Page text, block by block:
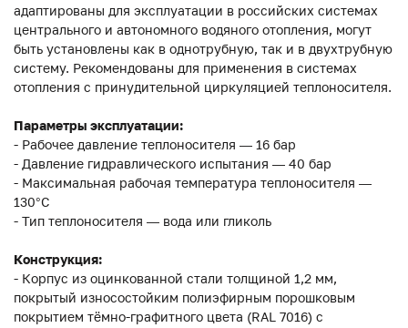
адаптированы для эксплуатации в российских системах
центрального и автономного водяного отопления, могут
быть установлены как в однотрубную, так и в двухтрубную
систему. Рекомендованы для применения в системах
отопления с принудительной циркуляцией теплоносителя.
Параметры эксплуатации:
- Рабочее давление теплоносителя — 16 бар
- Давление гидравлического испытания — 40 бар
- Максимальная рабочая температура теплоносителя —
130°С
- Тип теплоносителя — вода или гликоль
Конструкция:
- Корпус из оцинкованной стали толщиной 1,2 мм,
покрытый износостойким полиэфирным порошковым
покрытием тёмно-графитного цвета (RAL 7016) с